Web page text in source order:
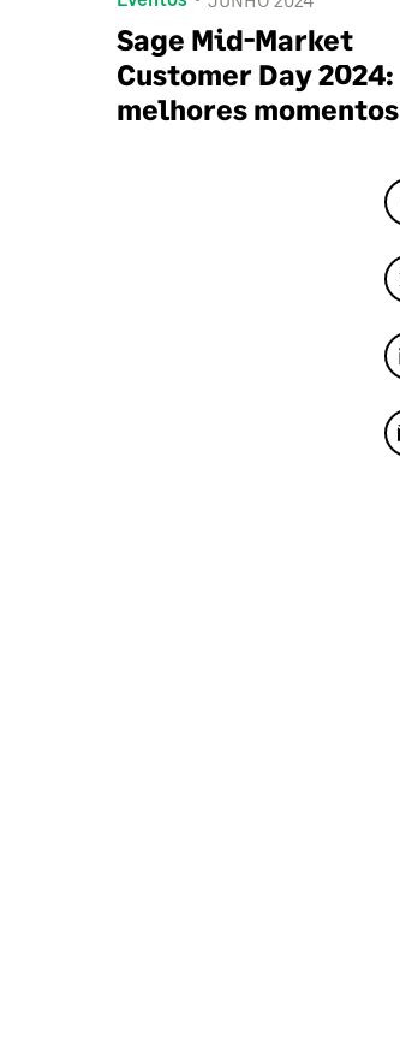
Sage Mid-Market
Customer Day 2024:
melhores momentos